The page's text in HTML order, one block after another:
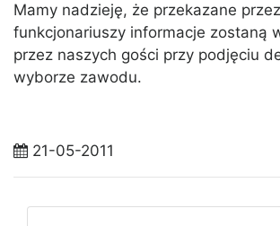
Mamy nadzieję, że przekazane przez
funkcjonariuszy informacje zostaną
przez naszych gości przy podjęciu
wyborze zawodu.
21-05-2011